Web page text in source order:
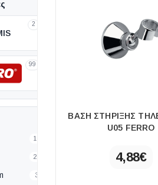
2
99
10
21
3
ΒΆΣΗ ΣΤΉΡΙΞΗΣ
U05 FERRO
4,88€